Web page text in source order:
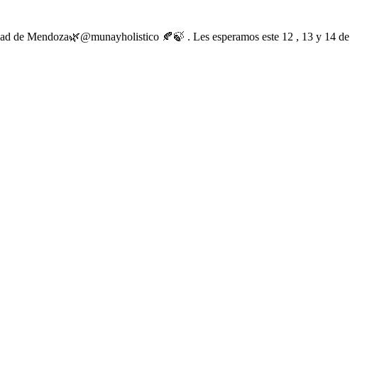
de Mendoza🌿@munayholistico 🍂🍃 . Les esperamos este 12 , 13 y 14 de